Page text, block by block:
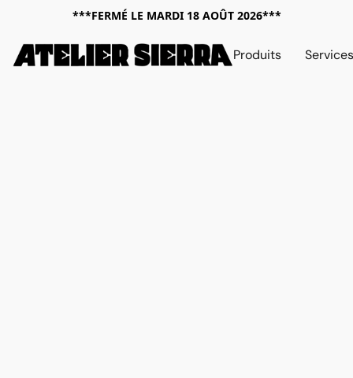
***FERMÉ LE MARDI 18 AOÛT 2026***
Produits Services